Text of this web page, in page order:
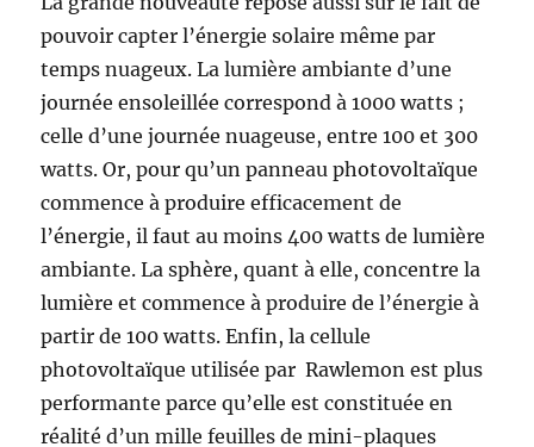
pouvoir capter l’énergie solaire même par
temps nuageux. La lumière ambiante d’une
journée ensoleillée correspond à 1000 watts ;
celle d’une journée nuageuse, entre 100 et 300
watts. Or, pour qu’un panneau photovoltaïque
commence à produire efficacement de
l’énergie, il faut au moins 400 watts de lumière
ambiante. La sphère, quant à elle, concentre la
lumière et commence à produire de l’énergie à
partir de 100 watts. Enfin, la cellule
photovoltaïque utilisée par Rawlemon est plus
performante parce qu’elle est constituée en
réalité d’un mille feuilles de mini-plaques